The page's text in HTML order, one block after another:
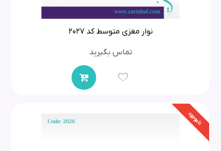
نوار مغزی متوسط کد 2027
تماس بگیرید
ناموجود